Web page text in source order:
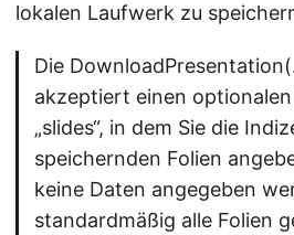
lokalen Laufwerk zu
Die
akzeptiert einen
„slides“, in dem Sie die
speichernden Folien
keine Daten angegeben
standardmäßig alle Folien